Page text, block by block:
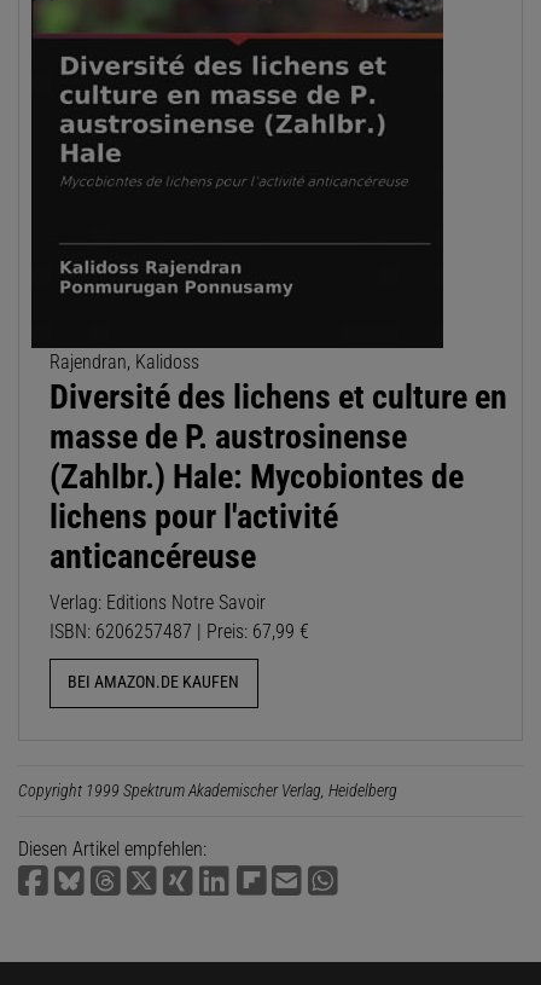
Rajendran, Kalidoss
Diversité des lichens et culture en
masse de P. austrosinense
(Zahlbr.) Hale: Mycobiontes de
lichens pour l'activité
anticancéreuse
Verlag: Editions Notre Savoir
ISBN: 6206257487 | Preis: 67,99 €
BEI AMAZON.DE KAUFEN
Copyright 1999 Spektrum Akademischer Verlag, Heidelberg
Diesen Artikel empfehlen: